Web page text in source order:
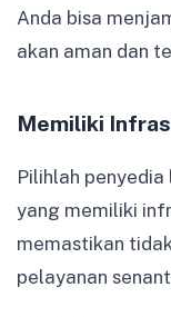
Anda bisa
akan aman dan
Memiliki
Pilihlah penyedia
yang memiliki
memastikan
pelayanan